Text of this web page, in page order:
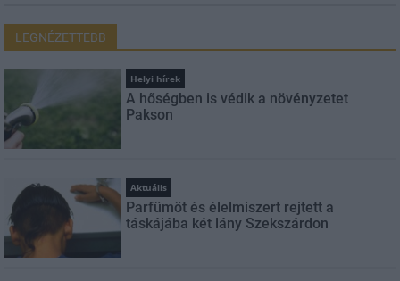
LEGNÉZETTEBB
Helyi hírek
A hőségben is védik a növényzetet
Pakson
Aktuális
Parfümöt és élelmiszert rejtett a
táskájába két lány Szekszárdon